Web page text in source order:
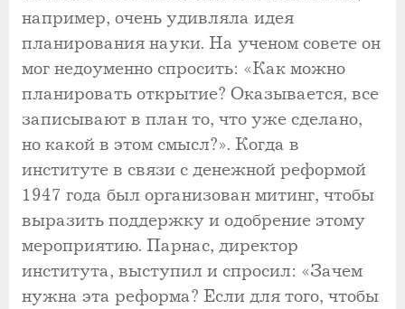
например, очень удивляла идея
планирования науки. На ученом совете он
мог недоуменно спросить: «Как можно
планировать открытие? Оказывается, все
записывают в план то, что уже сделано,
но какой в этом смысл?». Когда в
институте в связи с денежной реформой
1947 года был организован митинг, чтобы
выразить поддержку и одобрение этому
мероприятию. Парнас, директор
института, выступил и спросил: «Зачем
нужна эта реформа? Если для того, чтобы